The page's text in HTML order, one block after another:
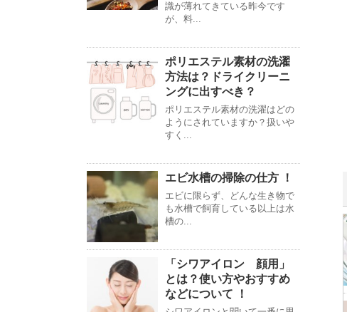
識が薄れてきている昨今です
が、料...
ポリエステル素材の洗濯
方法は？ドライクリーニ
ングに出すべき？
ポリエステル素材の洗濯はどの
ようにされていますか？扱いや
すく...
エビ水槽の掃除の仕方 ！
エビに限らず、どんな生き物で
も水槽で飼育している以上は水
槽の...
「シワアイロン 顔用」
とは？使い方やおすすめ
などについて ！